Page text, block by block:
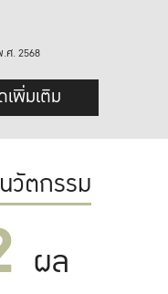
. 2568
เพิ่มเติม
วัตกรรม
ผล